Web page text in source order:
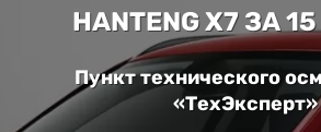
HANTENG X7 ЗА
Пункт технического
«ТехЭксперт»